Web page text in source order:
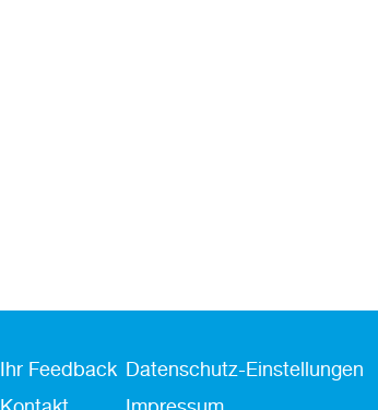
Fusszeile
Kontakt
Ihr Feedback Fußzeile
Datenschutz-Einstellungen